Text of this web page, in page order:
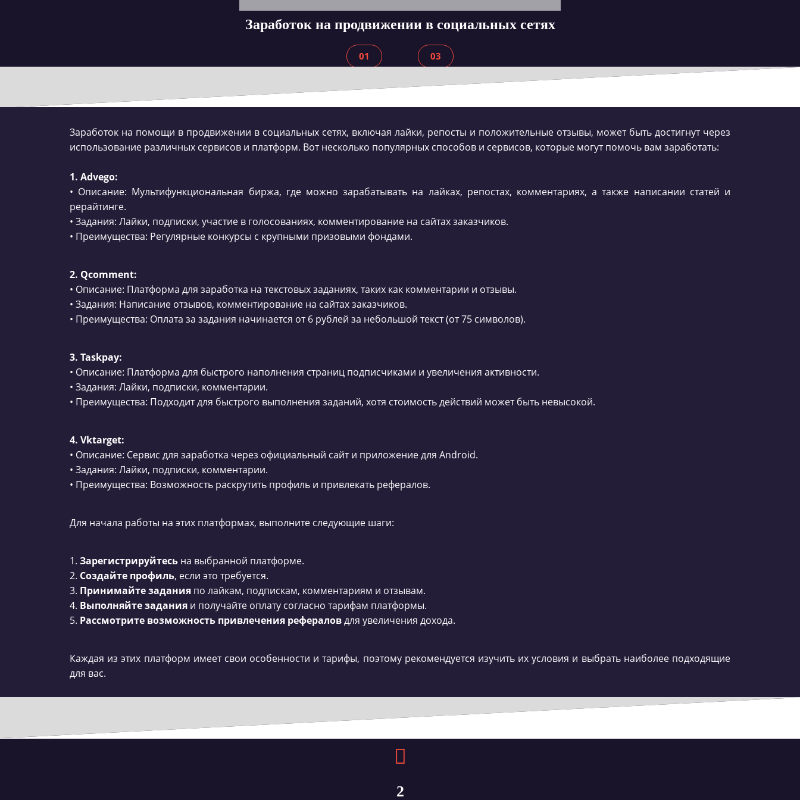
Заработок на продвижении в социальных сетях
01 03
Заработок на помощи в продвижении в социальных сетях, включая лайки, репосты и положительные отзывы, может быть достигнут через
использование различных сервисов и платформ. Вот несколько популярных способов и сервисов, которые могут помочь вам заработать:
1. Advego:
• Описание: Мультифункциональная биржа, где можно зарабатывать на лайках, репостах, комментариях, а также написании статей и
рерайтинге.
• Задания: Лайки, подписки, участие в голосованиях, комментирование на сайтах заказчиков.
• Преимущества: Регулярные конкурсы с крупными призовыми фондами.
2. Qcomment:
• Описание: Платформа для заработка на текстовых заданиях, таких как комментарии и отзывы.
• Задания: Написание отзывов, комментирование на сайтах заказчиков.
• Преимущества: Оплата за задания начинается от 6 рублей за небольшой текст (от 75 символов).
3. Taskpay:
• Описание: Платформа для быстрого наполнения страниц подписчиками и увеличения активности.
• Задания: Лайки, подписки, комментарии.
• Преимущества: Подходит для быстрого выполнения заданий, хотя стоимость действий может быть невысокой.
4. Vktarget:
• Описание: Сервис для заработка через официальный сайт и приложение для Android.
• Задания: Лайки, подписки, комментарии.
• Преимущества: Возможность раскрутить профиль и привлекать рефералов.
Для начала работы на этих платформах, выполните следующие шаги:
1. Зарегистрируйтесь на выбранной платформе.
2. Создайте профиль, если это требуется.
3. Принимайте задания по лайкам, подпискам, комментариям и отзывам.
4. Выполняйте задания и получайте оплату согласно тарифам платформы.
5. Рассмотрите возможность привлечения рефераловдля увеличения дохода.
Каждая из этих платформ имеет свои особенности и тарифы, поэтому рекомендуется изучить их условия и выбрать наиболее подходящие
для вас.
2